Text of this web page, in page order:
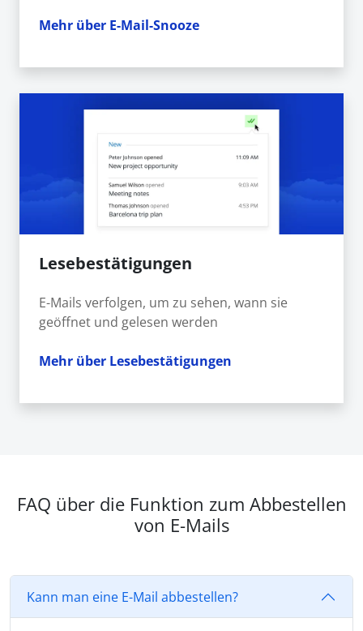
Mehr über E-Mail-Snooze
Lesebestätigungen
E-Mails verfolgen, um zu sehen, wann sie
geöffnet und gelesen werden
Mehr über Lesebestätigungen
FAQ über die Funktion zum Abbestellen
von E-Mails
Kann man eine E-Mail abbestellen?